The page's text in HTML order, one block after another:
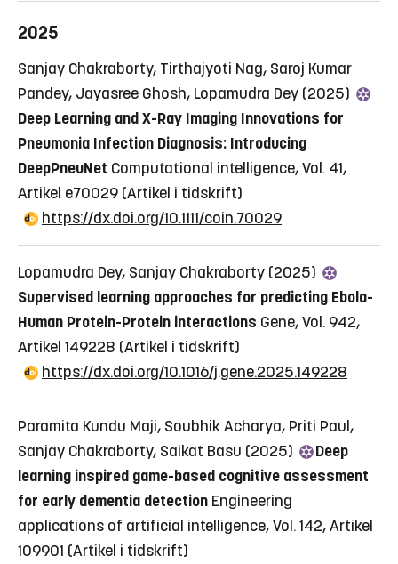
2025
Sanjay Chakraborty, Tirthajyoti Nag, Saroj Kumar
Pandey, Jayasree Ghosh, Lopamudra Dey (2025)
Deep Learning and X-Ray Imaging Innovations for
Pneumonia Infection Diagnosis: Introducing
DeepPneuNet Computational intelligence, Vol. 41,
Artikel e70029 (Artikel i tidskrift)
https://dx.doi.org/10.1111/coin.70029
Lopamudra Dey, Sanjay Chakraborty (2025)
Supervised learning approaches for predicting Ebola-
Human Protein-Protein interactions Gene, Vol. 942,
Artikel 149228 (Artikel i tidskrift)
https://dx.doi.org/10.1016/j.gene.2025.149228
Paramita Kundu Maji, Soubhik Acharya, Priti Paul,
Sanjay Chakraborty, Saikat Basu (2025)
Deep
learning inspired game-based cognitive assessment
for early dementia detection Engineering
applications of artificial intelligence, Vol. 142, Artikel
109901 (Artikel i tidskrift)